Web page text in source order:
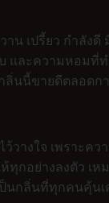
น เปรี้ยว กำลัง
และความหอมที่ท
ลิ่นนี้ขายดีตลอดก
วางใจ เพราะค
ทุกอย่างลงตัว เ
นกลิ่นที่ทุกคนคุ้นเ